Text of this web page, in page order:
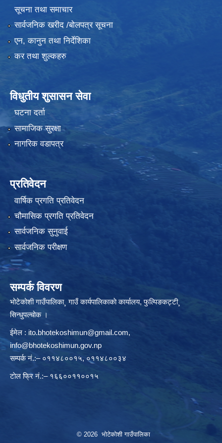
सूचना तथा समाचार
सार्वजनिक खरीद /बोलपत्र सूचना
एन, कानुन तथा निर्देशिका
कर तथा शुल्कहरु
विधुतीय शुसासन सेवा
घटना दर्ता
सामाजिक सुरक्षा
नागरिक वडापत्र
प्रतिवेदन
वार्षिक प्रगति प्रतिवेदन
चौमासिक प्रगति प्रतिवेदन
सार्वजनिक सुनुवाई
सार्वजनिक परीक्षण
सम्पर्क विवरण
भोटेकोशी गाउँपालिका¸ गाउँ कार्यपालिकाकाे कार्यालय, फुल्पिङकट्टी¸
सिन्धुपल्चोक ।
ईमेल : ito.bhotekoshimun@gmail.com,
info@bhotekoshimun.gov.np
सम्पर्क नं.:– ०११४८००१५, ०११४८००३४
टाेल फ्रि नं.:– १६६००११००१५
© 2026 भोटेकोशी गाउँपालिका